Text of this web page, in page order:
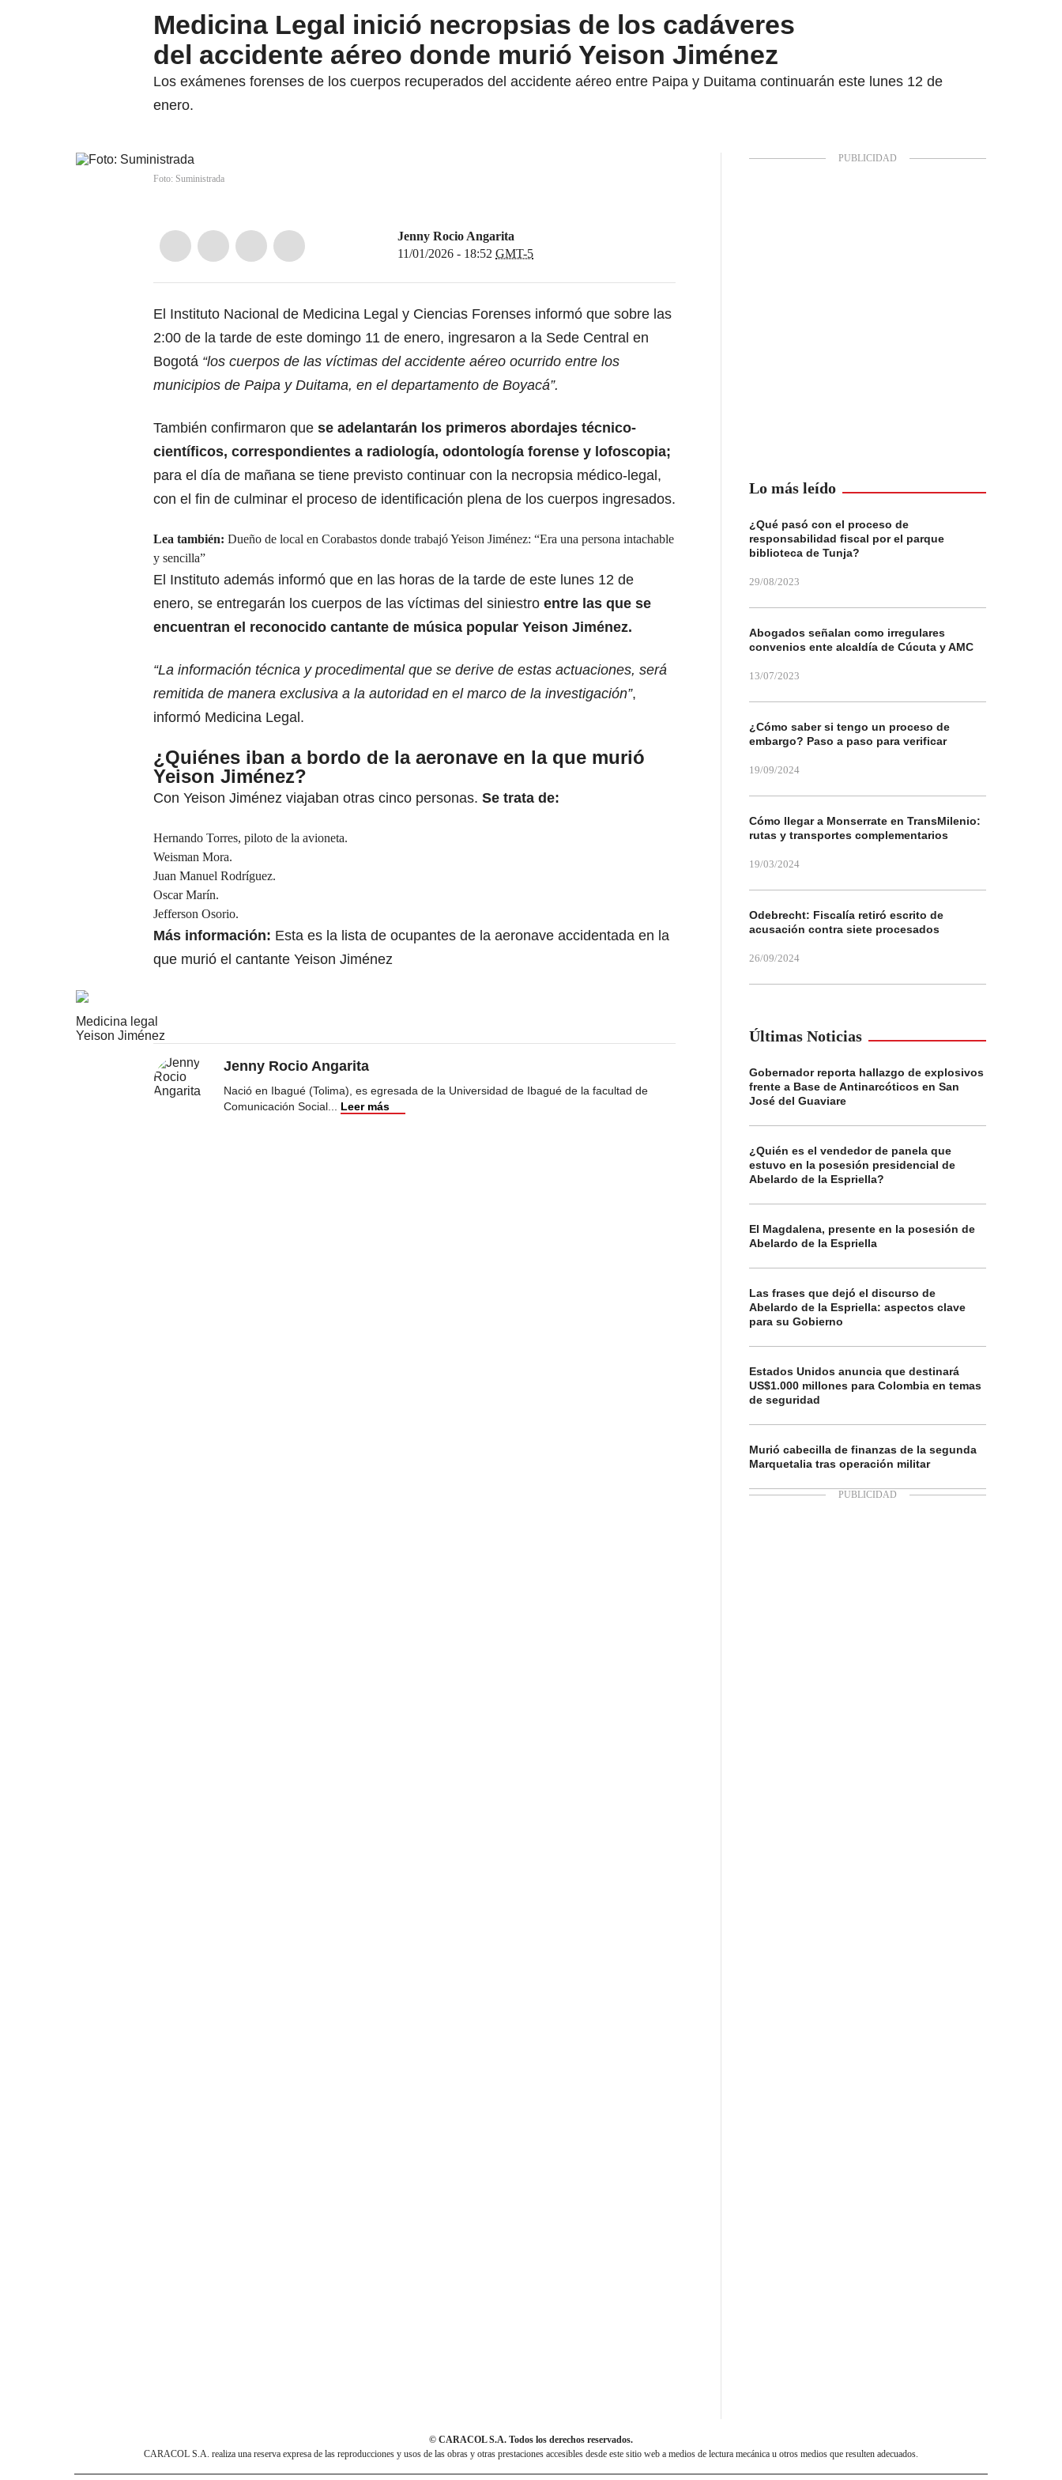
Medicina Legal inició necropsias de los cadáveres
del accidente aéreo donde murió Yeison Jiménez
Los exámenes forenses de los cuerpos recuperados del accidente aéreo entre Paipa y Duitama continuarán este lunes 12 de
enero.
Foto: Suministrada
Jenny Rocio Angarita
11/01/2026 - 18:52 GMT-5
El Instituto Nacional de Medicina Legal y Ciencias Forenses informó que sobre las
2:00 de la tarde de este domingo 11 de enero, ingresaron a la Sede Central en
Bogotá “los cuerpos de las víctimas del accidente aéreo ocurrido entre los
municipios de Paipa y Duitama, en el departamento de Boyacá”.
También confirmaron que se adelantarán los primeros abordajes técnico-
científicos, correspondientes a radiología, odontología forense y lofoscopia;
para el día de mañana se tiene previsto continuar con la necropsia médico-legal,
con el fin de culminar el proceso de identificación plena de los cuerpos ingresados.
Lea también: Dueño de local en Corabastos donde trabajó Yeison Jiménez: “Era una persona intachable
y sencilla”
El Instituto además informó que en las horas de la tarde de este lunes 12 de
enero, se entregarán los cuerpos de las víctimas del siniestro entre las que se
encuentran el reconocido cantante de música popular Yeison Jiménez.
“La información técnica y procedimental que se derive de estas actuaciones, será
remitida de manera exclusiva a la autoridad en el marco de la investigación”,
informó Medicina Legal.
¿Quiénes iban a bordo de la aeronave en la que murió
Yeison Jiménez?
Con Yeison Jiménez viajaban otras cinco personas. Se trata de:
Hernando Torres, piloto de la avioneta.
Weisman Mora.
Juan Manuel Rodríguez.
Oscar Marín.
Jefferson Osorio.
Más información: Esta es la lista de ocupantes de la aeronave accidentada en la
que murió el cantante Yeison Jiménez
Medicina legal
Yeison Jiménez
Jenny Rocio Angarita
Nació en Ibagué (Tolima), es egresada de la Universidad de Ibagué de la facultad de
Comunicación Social
Leer más
Lo más leído
¿Qué pasó con el proceso de
responsabilidad fiscal por el parque
biblioteca de Tunja?
29/08/2023
Abogados señalan como irregulares
convenios ente alcaldía de Cúcuta y AMC
13/07/2023
¿Cómo saber si tengo un proceso de
embargo? Paso a paso para verificar
19/09/2024
Cómo llegar a Monserrate en TransMilenio:
rutas y transportes complementarios
19/03/2024
Odebrecht: Fiscalía retiró escrito de
acusación contra siete procesados
26/09/2024
Últimas Noticias
Gobernador reporta hallazgo de explosivos
frente a Base de Antinarcóticos en San
José del Guaviare
¿Quién es el vendedor de panela que
estuvo en la posesión presidencial de
Abelardo de la Espriella?
El Magdalena, presente en la posesión de
Abelardo de la Espriella
Las frases que dejó el discurso de
Abelardo de la Espriella: aspectos clave
para su Gobierno
Estados Unidos anuncia que destinará
US$1.000 millones para Colombia en temas
de seguridad
Murió cabecilla de finanzas de la segunda
Marquetalia tras operación militar
© CARACOL S.A. Todos los derechos reservados.
CARACOL S.A. realiza una reserva expresa de las reproducciones y usos de las obras y otras prestaciones accesibles desde este sitio web a medios de lectura mecánica u otros medios que resulten adecuados.